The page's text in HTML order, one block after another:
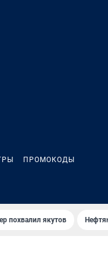
ПРОМОКОДЫ
похвалил якутов